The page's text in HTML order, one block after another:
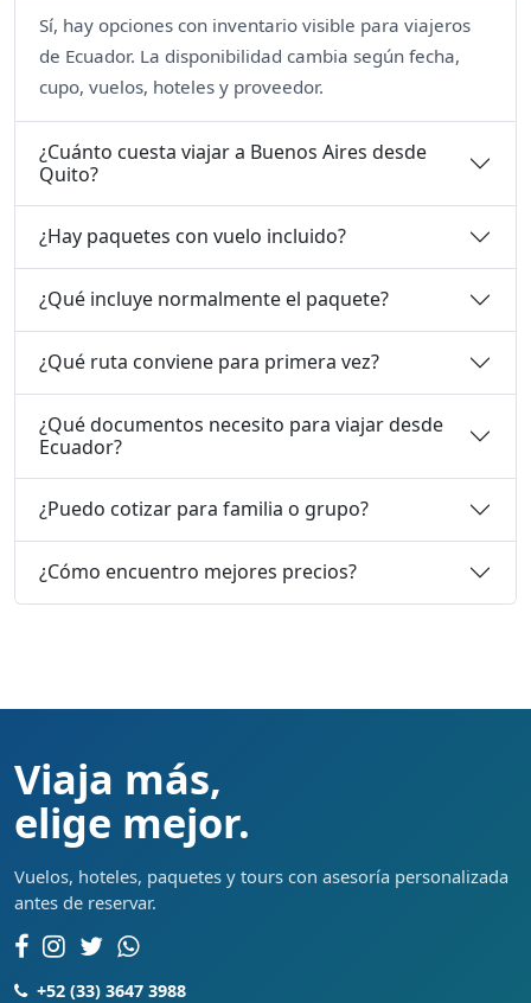
Sí, hay opciones con inventario visible para viajeros
de Ecuador. La disponibilidad cambia según fecha,
cupo, vuelos, hoteles y proveedor.
¿Cuánto cuesta viajar a Buenos Aires desde
Quito?
¿Hay paquetes con vuelo incluido?
¿Qué incluye normalmente el paquete?
¿Qué ruta conviene para primera vez?
¿Qué documentos necesito para viajar desde
Ecuador?
¿Puedo cotizar para familia o grupo?
¿Cómo encuentro mejores precios?
Viaja más,
elige mejor.
Vuelos, hoteles, paquetes y tours con asesoría personalizada
antes de reservar.
+52 (33) 3647 3988